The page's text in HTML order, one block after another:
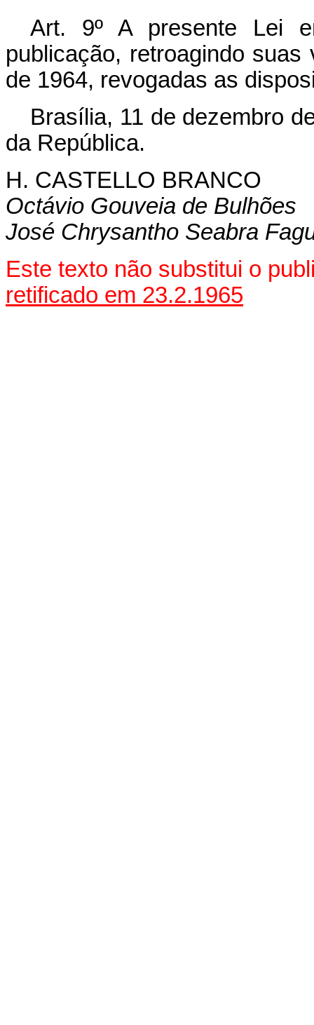
Art. 9º A presente Lei
publicação, retroagindo
de 1964, revogadas as
Brasília, 11 de dezembro
da República.
H. CASTELLO BRANCO
Octávio Gouveia de Bulhões
José Chrysantho Seabra
Este texto não substitui o
retificado em 23.2.1965